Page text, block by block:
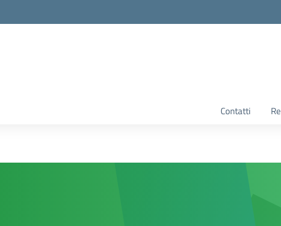
Contatti